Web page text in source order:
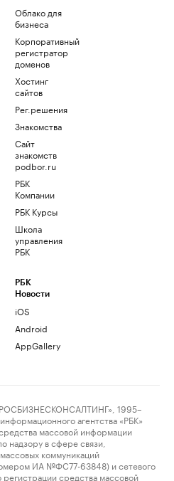
Облако для
бизнеса
Корпоративный
регистратор
доменов
Хостинг
сайтов
Рег.решения
Знакомства
Сайт
знакомств
podbor.ru
РБК
Компании
РБК Курсы
Школа
управления
РБК
РБК
Новости
iOS
Android
AppGallery
1995–
агентства «РБК»
массовой информации
надзору в сфере связи,
коммуникаций
ИА №ФС77-63848) и сетевого
регистрации средства массовой